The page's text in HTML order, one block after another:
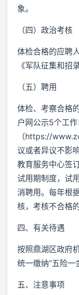
象。
（四）政治考核
体检合格的应聘
《军队征集和招
（五）聘用
体检、考察合格
户网公示5个工作
（https://
议或者异议不影
教育服务中心签
试用期制度，试
消聘用。每年根
核，考核不合格
四、有关待遇
按照鼎湖区政府
统一缴纳“五险一
五、注意事项